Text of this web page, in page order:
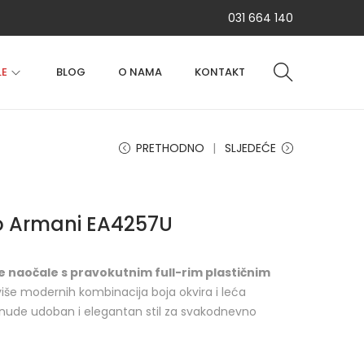
031 664 140
BLOG O NAMA KONTAKT
PRETHODNO SLJEDEĆE
EA4257U
naočale s pravokutnim full-rim plastičnim
modernih kombinacija boja okvira i leća
udoban i elegantan stil za svakodnevno